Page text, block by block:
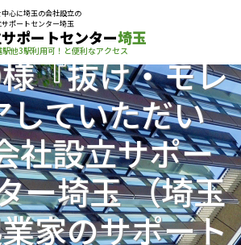
心に埼玉の会社設立の
ポートセンター埼玉
ポートセンター埼玉
他3駅利用可！と便利なアクセス
『抜け・モレ
していただい
社設立サポー
ー埼玉 （埼玉
家のサポート